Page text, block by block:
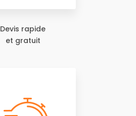
Devis rapide
et gratuit